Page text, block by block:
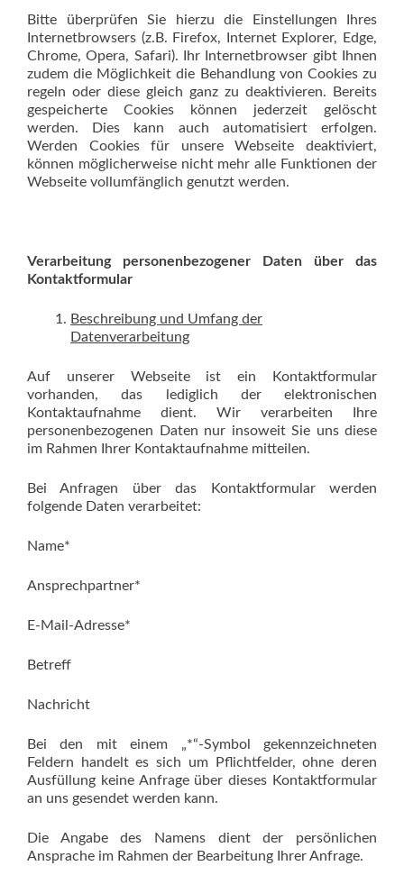
Bitte überprüfen Sie hierzu die Einstellungen Ihres
Internetbrowsers (z.B. Firefox, Internet Explorer, Edge,
Chrome, Opera, Safari). Ihr Internetbrowser gibt Ihnen
zudem die Möglichkeit die Behandlung von Cookies zu
regeln oder diese gleich ganz zu deaktivieren. Bereits
gespeicherte Cookies können jederzeit gelöscht
werden. Dies kann auch automatisiert erfolgen.
Werden Cookies für unsere Webseite deaktiviert,
können möglicherweise nicht mehr alle Funktionen der
Webseite vollumfänglich genutzt werden.
Verarbeitung personenbezogener Daten über das
Kontaktformular
Beschreibung und Umfang der
Datenverarbeitung
Auf unserer Webseite ist ein Kontaktformular
vorhanden, das lediglich der elektronischen
Kontaktaufnahme dient. Wir verarbeiten Ihre
personenbezogenen Daten nur insoweit Sie uns diese
im Rahmen Ihrer Kontaktaufnahme mitteilen.
Bei Anfragen über das Kontaktformular werden
folgende Daten verarbeitet:
Name*
Ansprechpartner*
E-Mail-Adresse*
Betreff
Nachricht
Bei den mit einem „*“-Symbol gekennzeichneten
Feldern handelt es sich um Pflichtfelder, ohne deren
Ausfüllung keine Anfrage über dieses Kontaktformular
an uns gesendet werden kann.
Die Angabe des Namens dient der persönlichen
Ansprache im Rahmen der Bearbeitung Ihrer Anfrage.